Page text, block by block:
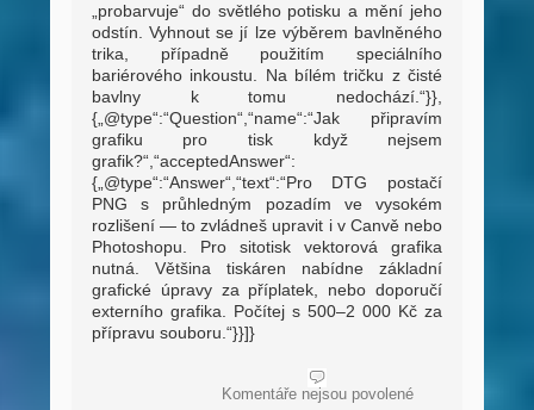
„probarvuje“ do světlého potisku a mění jeho
odstín. Vyhnout se jí lze výběrem bavlněného
trika, případně použitím speciálního
bariérového inkoustu. Na bílém tričku z čisté
bavlny k tomu nedochází.“}},
{„@type“:“Question“,“name“:“Jak připravím
grafiku pro tisk když nejsem
grafik?“,“acceptedAnswer“:
{„@type“:“Answer“,“text“:“Pro DTG postačí
PNG s průhledným pozadím ve vysokém
rozlišení — to zvládneš upravit i v Canvě nebo
Photoshopu. Pro sitotisk vektorová grafika
nutná. Většina tiskáren nabídne základní
grafické úpravy za příplatek, nebo doporučí
externího grafika. Počítej s 500–2 000 Kč za
přípravu souboru.“}}]}
Komentáře nejsou povolenéu